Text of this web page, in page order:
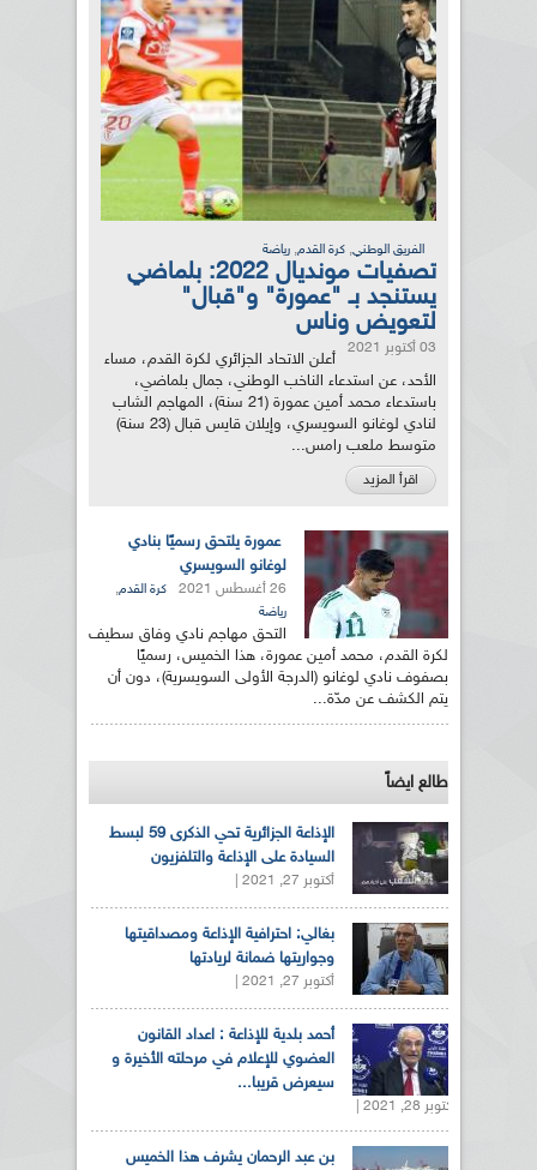
الفريق الوطني, كرة القدم, رياضة
تصفيات مونديال 2022: بلماضي
يستنجد بـ "عمورة" و"قبال"
لتعويض وناس
03 أكتوبر 2021
أعلن الاتحاد الجزائري لكرة القدم، مساء
الأحد، عن استدعاء الناخب الوطني، جمال بلماضي،
باستدعاء محمد أمين عمورة (21 سنة)، المهاجم الشاب
لنادي لوغانو السويسري، وإيلان قايس قبال (23 سنة)
متوسط ملعب رامس...
اقرأ المزيد
عمورة يلتحق رسميًا بنادي
لوغانو السويسري
26 أغسطس 2021 كرة القدم,
رياضة
التحق مهاجم نادي وفاق سطيف
لكرة القدم، محمد أمين عمورة، هذا الخميس، رسميًا
بصفوف نادي لوغانو (الدرجة الأولى السويسرية)، دون أن
يتم الكشف عن مدّة...
طالع ايضاً
الإذاعة الجزائرية تحي الذكرى 59 لبسط
السيادة على الإذاعة والتلفزيون
أكتوبر 27, 2021 |
بغالي: احترافية الإذاعة ومصداقيتها
وجواريتها ضمانة لريادتها
أكتوبر 27, 2021 |
أحمد بلدية للإذاعة : اعداد القانون
العضوي للإعلام في مرحلته الأخيرة و
سيعرض قريبا...
أكتوبر 28, 2021 |
بن عبد الرحمان يشرف هذا الخميس